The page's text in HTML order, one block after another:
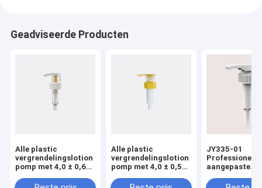
Geadviseerde Producten
Alle plastic
vergrendelingslotion
pomp met 4,0 ± 0,60
ontladingspercentage
Alle plastic
vergrendelingslotion
pomp met 4,0 ± 0,50
ontladingspercentage
JY335-01
Professionele
aangepaste
lotion Pump